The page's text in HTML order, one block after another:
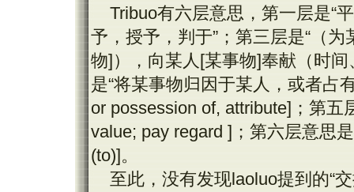
Tribuo有六层意思，第一层是“
予，授予，判于”；第三层是“（
物]），向某人[某事物]奉献（时间
是“将某事物归因于某人，或者占
or possession of, attribute] ；第五
value; pay regard ] ；第六层意思
(to)]。
至此，没有发现laoluo提到的“